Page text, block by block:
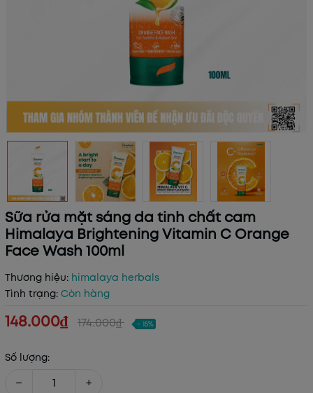
Sữa rửa mặt sáng da tinh chất cam
Himalaya Brightening Vitamin C Orange
Face Wash 100ml
Thương hiệu: himalaya herbals
Tình trạng: Còn hàng
148.000₫ 174.000₫ - 15%
Số lượng:
− +